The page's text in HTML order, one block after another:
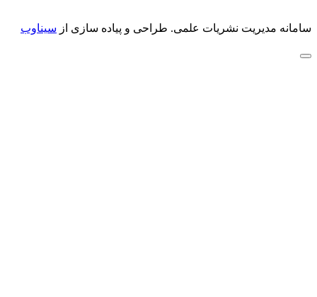
سامانه مدیریت نشریات علمی. طراحی و پیاده سازی از سیناوب